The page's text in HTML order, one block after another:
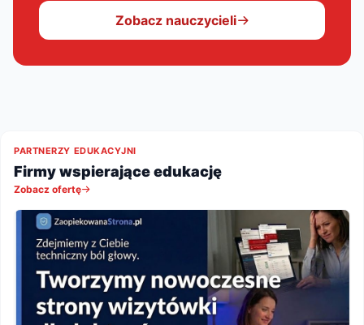
Zobacz nauczycieli
PARTNERZY EDUKACYJNI
Firmy wspierające edukację
Zobacz ofertę